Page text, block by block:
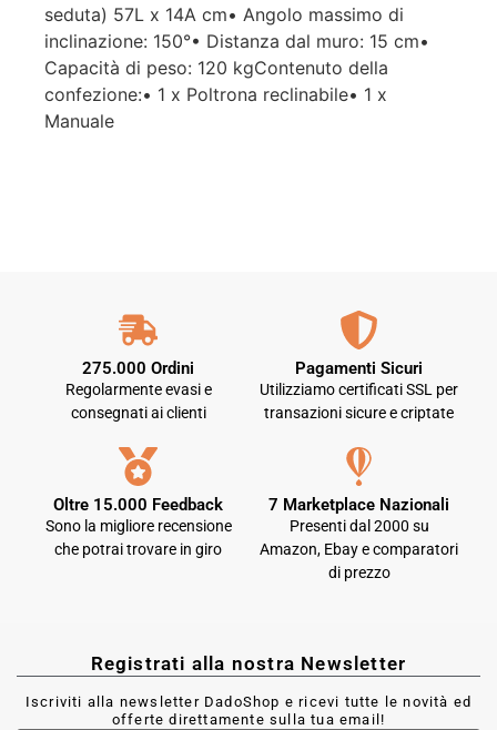
seduta) 57L x 14A cm• Angolo massimo di
inclinazione: 150°• Distanza dal muro: 15 cm•
Capacità di peso: 120 kgContenuto della
confezione:• 1 x Poltrona reclinabile• 1 x
Manuale
275.000 Ordini
Regolarmente evasi e
consegnati ai clienti
Pagamenti Sicuri
Utilizziamo certificati SSL per
transazioni sicure e criptate
Oltre 15.000 Feedback
Sono la migliore recensione
che potrai trovare in giro
7 Marketplace Nazionali
Presenti dal 2000 su
Amazon, Ebay e comparatori
di prezzo
Registrati alla nostra Newsletter
Iscriviti alla newsletter DadoShop e ricevi tutte le novità ed
offerte direttamente sulla tua email!